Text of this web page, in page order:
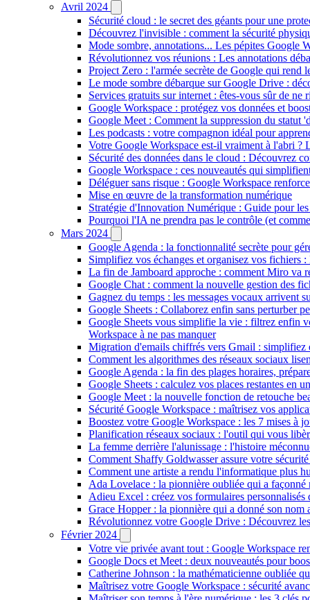
Avril 2024
Sécurité cloud : le secret des géants pour une
Découvrez l'invisible : comment la sécurité
Mode sombre, annotations... Les pépites Google
Révolutionnez vos réunions : Les annotations
Project Zero : l'armée secrète de Google qui rend
Le mode sombre débarque sur Google Drive :
Services gratuits sur internet : êtes-vous sûr de ne
Google Workspace : protégez vos données et
Google Meet : Comment la suppression du statut
Les podcasts : votre compagnon idéal pour
Votre Google Workspace est-il vraiment à l'abri ?
Sécurité des données dans le cloud : Découvrez
Google Workspace : ces nouveautés qui
Déléguer sans risque : Google Workspace
Mise en œuvre de la transformation numérique
Stratégie d'Innovation Numérique : Guide pour
Pourquoi l'IA ne prendra pas le contrôle (et
Mars 2024
Google Agenda : la fonctionnalité secrète pour
Simplifiez vos échanges et organisez vos fichiers
La fin de Jamboard approche : comment Miro va
Google Chat : comment la nouvelle gestion des
Gagnez du temps : les messages vocaux arrivent
Google Sheets : Collaborez enfin sans perturber
Google Sheets vous simplifie la vie : filtrez enfin
Workspace à ne pas manquer
Migration d'emails chiffrés vers Gmail : simplifiez
Comment les algorithmes des réseaux sociaux
Google Agenda : la fin des plages horaires,
Google Sheets : calculez vos places restantes en
Google Meet : la nouvelle fonction de retouche
Sécurité Google Workspace : maîtrisez vos
Boostez votre Google Workspace : les 7 mises à
Planification réseaux sociaux : l'outil qui vous
La femme derrière l'alunissage : l'histoire
Comment Shaffy Goldwasser assure votre
Comment une artiste a rendu l'informatique plus
Ada Lovelace : la pionnière oubliée qui a façonné
Adieu Excel : créez vos formulaires
Grace Hopper : la pionnière qui a donné son
Révolutionnez votre Google Drive : Découvrez
Février 2024
Votre vie privée avant tout : Google Workspace
Google Docs et Meet : deux nouveautés pour
Catherine Johnson : la mathématicienne oubliée
Maîtrisez votre Google Workspace : sécurité